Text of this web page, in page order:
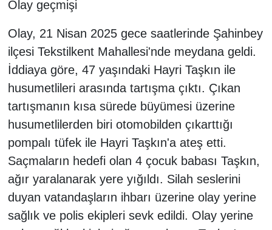
Olay geçmişi
Olay, 21 Nisan 2025 gece saatlerinde Şahinbey
ilçesi Tekstilkent Mahallesi'nde meydana geldi.
İddiaya göre, 47 yaşındaki Hayri Taşkın ile
husumetlileri arasında tartışma çıktı. Çıkan
tartışmanın kısa sürede büyümesi üzerine
husumetlilerden biri otomobilden çıkarttığı
pompalı tüfek ile Hayri Taşkın'a ateş etti.
Saçmaların hedefi olan 4 çocuk babası Taşkın,
ağır yaralanarak yere yığıldı. Silah seslerini
duyan vatandaşların ihbarı üzerine olay yerine
sağlık ve polis ekipleri sevk edildi. Olay yerine